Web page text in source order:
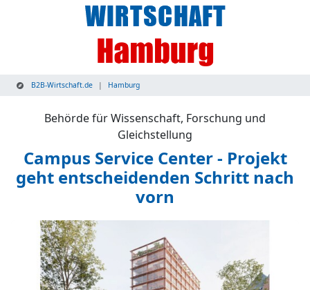
B2B-Wirtschaft.de Hamburg
Behörde für Wissenschaft, Forschung und
Gleichstellung
Campus Service Center - Projekt
geht entscheidenden Schritt nach
vorn